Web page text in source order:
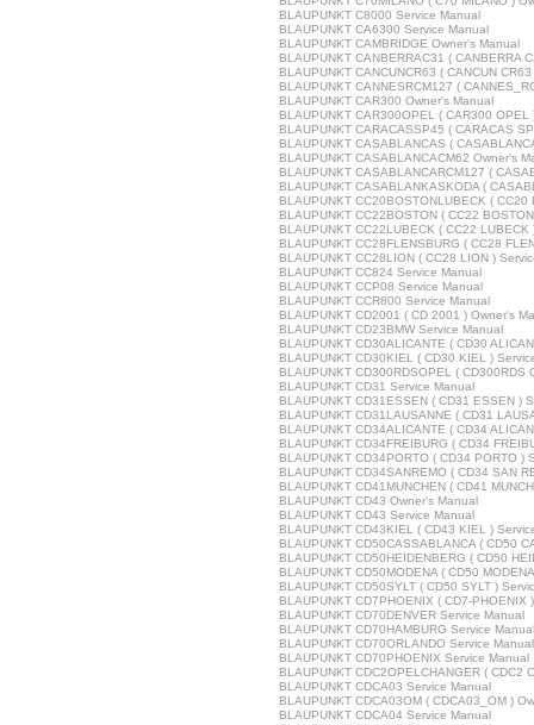
BLAUPUNKT C8000 Service Manual
BLAUPUNKT CA6300 Service Manual
BLAUPUNKT CAMBRIDGE Owner's Manual
BLAUPUNKT CANBERRAC31 ( CANBERRA
BLAUPUNKT CANCUNCR63 ( CANCUN
BLAUPUNKT CANNESRCM127 (
BLAUPUNKT CAR300 Owner's Manual
BLAUPUNKT CAR300OPEL ( CAR300 OPEL
BLAUPUNKT CARACASSP45 ( CARACAS
BLAUPUNKT CASABLANCAS (
BLAUPUNKT CASABLANCACM62 Owner's
BLAUPUNKT CASABLANCARCM127 (
BLAUPUNKT CASABLANKASKODA (
BLAUPUNKT CC20BOSTONLUBECK (
BLAUPUNKT CC22BOSTON ( CC22
BLAUPUNKT CC22LUBECK ( CC22 LUBECK
BLAUPUNKT CC28FLENSBURG ( CC28
BLAUPUNKT CC28LION ( CC28 LION )
BLAUPUNKT CC824 Service Manual
BLAUPUNKT CCP08 Service Manual
BLAUPUNKT CCR800 Service Manual
BLAUPUNKT CD2001 ( CD 2001 ) Owner's
BLAUPUNKT CD23BMW Service Manual
BLAUPUNKT CD30ALICANTE ( CD30
BLAUPUNKT CD30KIEL ( CD30 KIEL )
BLAUPUNKT CD300RDSOPEL ( CD300RDS
BLAUPUNKT CD31 Service Manual
BLAUPUNKT CD31ESSEN ( CD31 ESSEN )
BLAUPUNKT CD31LAUSANNE ( CD31
BLAUPUNKT CD34ALICANTE ( CD34
BLAUPUNKT CD34FREIBURG ( CD34
BLAUPUNKT CD34PORTO ( CD34 PORTO )
BLAUPUNKT CD34SANREMO ( CD34 SAN
BLAUPUNKT CD41MUNCHEN ( CD41
BLAUPUNKT CD43 Owner's Manual
BLAUPUNKT CD43 Service Manual
BLAUPUNKT CD43KIEL ( CD43 KIEL )
BLAUPUNKT CD50CASSABLANCA ( CD50
BLAUPUNKT CD50HEIDENBERG ( CD50
BLAUPUNKT CD50MODENA ( CD50
BLAUPUNKT CD50SYLT ( CD50 SYLT )
BLAUPUNKT CD7PHOENIX ( CD7-PHOENIX
BLAUPUNKT CD70DENVER Service Manual
BLAUPUNKT CD70HAMBURG Service Manual
BLAUPUNKT CD70ORLANDO Service Manual
BLAUPUNKT CD70PHOENIX Service Manual
BLAUPUNKT CDC2OPELCHANGER ( CDC2
BLAUPUNKT CDCA03 Service Manual
BLAUPUNKT CDCA03OM ( CDCA03_OM )
BLAUPUNKT CDCA04 Service Manual